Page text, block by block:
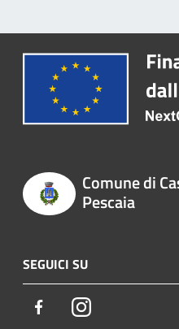
Comune di
Pescaia
SEGUICI SU
FacebookInstagram